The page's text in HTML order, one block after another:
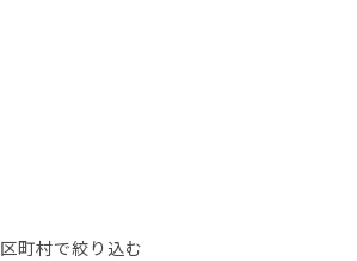
町村で絞り込む